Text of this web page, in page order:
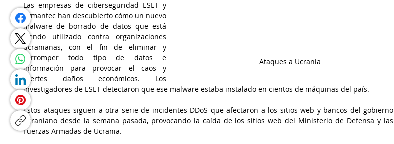
Ataques a Ucrania
Las empresas de ciberseguridad ESET y
Symantec han descubierto cómo un nuevo
malware de borrado de datos que está
siendo utilizado contra organizaciones
ucranianas, con el fin de eliminar y
corromper todo tipo de datos e
información para provocar el caos y
fuertes daños económicos. Los
investigadores de ESET detectaron que ese malware estaba instalado en cientos de máquinas del país.
Estos ataques siguen a otra serie de incidentes DDoS que afectaron a los sitios web y bancos del gobierno
ucraniano desde la semana pasada, provocando la caída de los sitios web del Ministerio de Defensa y las
Fuerzas Armadas de Ucrania.